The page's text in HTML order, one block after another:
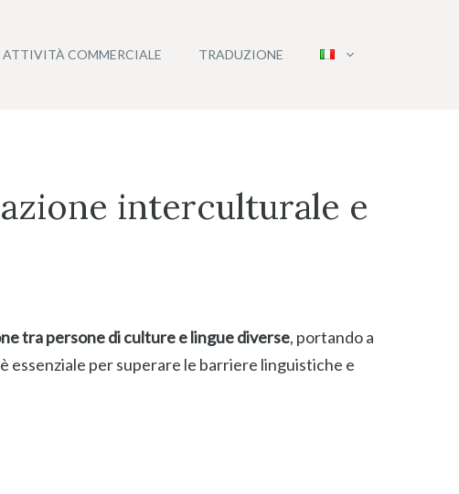
ATTIVITÀ COMMERCIALE TRADUZIONE
interculturale e
tra persone di culture e lingue diverse, portando a
essenziale per superare le barriere linguistiche e